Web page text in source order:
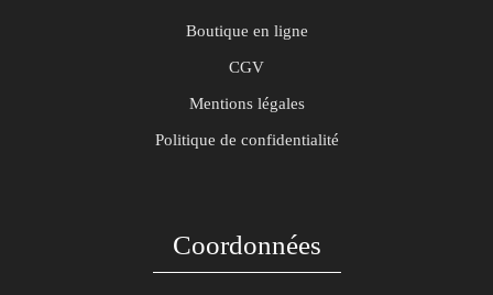
Boutique en ligne
CGV
Mentions légales
Politique de confidentialité
Coordonnées